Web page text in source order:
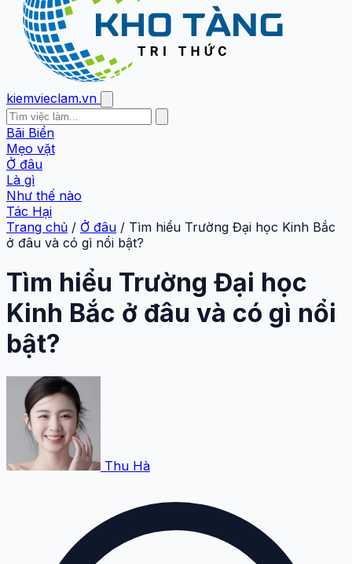
kiemvieclam.vn
Bãi Biển
Mẹo vặt
Ở đâu
Là gì
Như thế nào
Tác Hại
Trang chủ / Ở đâu / Tìm hiểu Trường Đại học Kinh Bắc
ở đâu và có gì nổi bật?
Tìm hiểu Trường Đại học
Kinh Bắc ở đâu và có gì nổi
bật?
Thu Hà